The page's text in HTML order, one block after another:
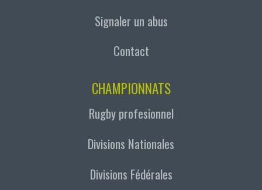
Signaler un abus
Contact
CHAMPIONNATS
Rugby profesionnel
Divisions Nationales
Divisions Fédérales